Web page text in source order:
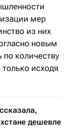
мер
из них
новым
по количеству
исходя
дешевле